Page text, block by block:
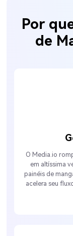
Por
de
O Media.io
em altíssima
painéis de
acelera seu